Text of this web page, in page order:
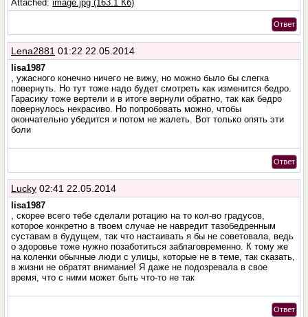
Attached:image.jpg (163.1 Кб)
Ответ
Lena2881 01:22 22.05.2014
lisa1987
, ужасного конечно ничего не вижу, но можно было бы слегка
повернуть. Но тут тоже надо будет смотреть как изменится бедро.
Гарасику тоже вертели и в итоге вернули обратно, так как бедро
повернулось некрасиво. Но попробовать можно, чтобы
окончательно убедится и потом не жалеть. Вот только опять эти
боли
Ответ
Lucky 02:41 22.05.2014
lisa1987
, скорее всего тебе сделали ротацию на то кол-во градусов,
которое конкретно в твоем случае не навредит тазобедренным
суставам в будущем, так что настаивать я бы не советовала, ведь
о здоровье тоже нужно позаботиться заблаговременно. К тому же
на коленки обычные люди с улицы, которые не в теме, так сказать,
в жизни не обратят внимание! Я даже не подозревала в свое
время, что с ними может быть что-то не так
Ответ